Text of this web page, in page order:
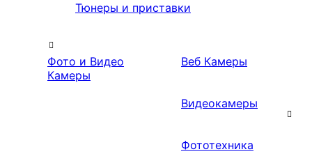
Тюнеры и приставки
Фото и Видео
Камеры
Веб Камеры
Видеокамеры
Фототехника